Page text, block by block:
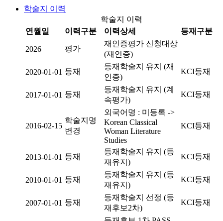
학술지 이력
학술지 이력
연월일
이력구분 이력상세 등재구분
2026 평가
재인증평가 신청대상
(재인증)
2020-01-01 등재
등재학술지 유지 (재
인증)
KCI등재
2017-01-01 등재
등재학술지 유지 (계
속평가)
KCI등재
2016-02-15
학술지명
변경
외국어명 : 미등록 ->
Korean Classical
Woman Literature
Studies
KCI등재
2013-01-01 등재
등재학술지 유지 (등
재유지)
KCI등재
2010-01-01 등재
등재학술지 유지 (등
재유지)
KCI등재
2007-01-01 등재
등재학술지 선정 (등
재후보2차)
KCI등재